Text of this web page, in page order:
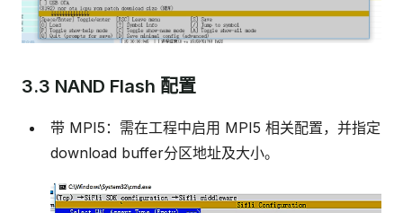
3.3 NAND Flash 配置
带 MPI5：需在工程中启用 MPI5 相关配置，并指定
download buffer分区地址及大小。